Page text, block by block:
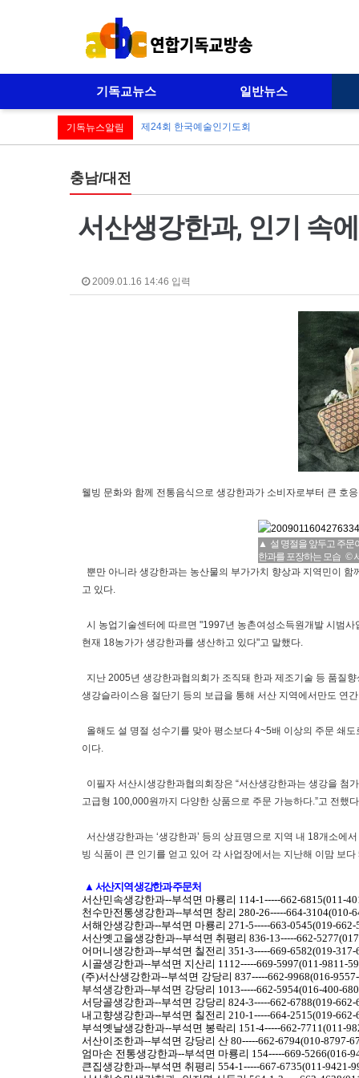
기독교뉴스 일반뉴스
기독뉴스알림 제24회 한국예술인기도회
충남/대전
서산생강한과, 인기 속
2009.01.16 14:46 입력
웰빙 문화와 함께 전통음식으로 생강한과가 소비자로부터 큰 호
▲ 설 명절을 앞두고 주문
한과를 포장하는 모습 ©
뿐만 아니라 생강한과는 농산물의 부가가치 향상과 지역민이
고 있다.
시 농업기술센터에 따르면 "1997년 농촌여성소득원개발 시범
현재 18농가가 생강한과를 생산하고 있다"고 말했다.
지난 2005년 생강한과협의회가 조직돼 한과 제조기술 등 품질
생강슬라이스용 절단기 등의 보급을 통해 서산 지역에서만도 연
올해도 설 명절 성수기를 맞아 평소보다 4~5배 이상의 주문 쇄
이다.
이필자 서산시생강한과협의회장은 “서산생강한과는 생강을
고급형 100,000원까지 다양한 상품으로 주문 가능하다.”고 전했
서산생강한과는 ‘생강한과’ 등의 상표명으로 지역 내 18개소에
빙 식품이 큰 인기를 얻고 있어 각 사업장에서는 지난해 이맘 보
▲ 서산지역 생강한과 주문처
서산민속생강한과--부석면 마룡리 114-1-----662-6815(011-
천수만전통생강한과--부석면 창리 280-26-----664-3104(010-
서해안생강한과--부석면 마룡리 271-5-----663-0545(019-662-
서산옛고을생강한과--부석면 취평리 836-13-----662-
어머니생강한과--부석면 칠전리 351-3-----669-6582(019-317-
시골생강한과--부석면 지산리 1112-----669-5997(011-9811-
(주)서산생강한과--부석면 강당리 837-----662-9968(016-
부석생강한과--부석면 강당리 1013-----662-5954(016-400-
서당골생강한과--부석면 강당리 824-3-----662-6788(019-662-
내고향생강한과--부석면 칠전리 210-1-----664-2515(019-662-
부석옛날생강한과--부석면 봉락리 151-4-----662-7711(011-
서산이조한과--부석면 강당리 산 80-----662-6794(010-8797-
엄마손 전통생강한과--부석면 마룡리 154-----669-5266(016-
큰집생강한과--부석면 취평리 554-1-----667-6735(011-9421-